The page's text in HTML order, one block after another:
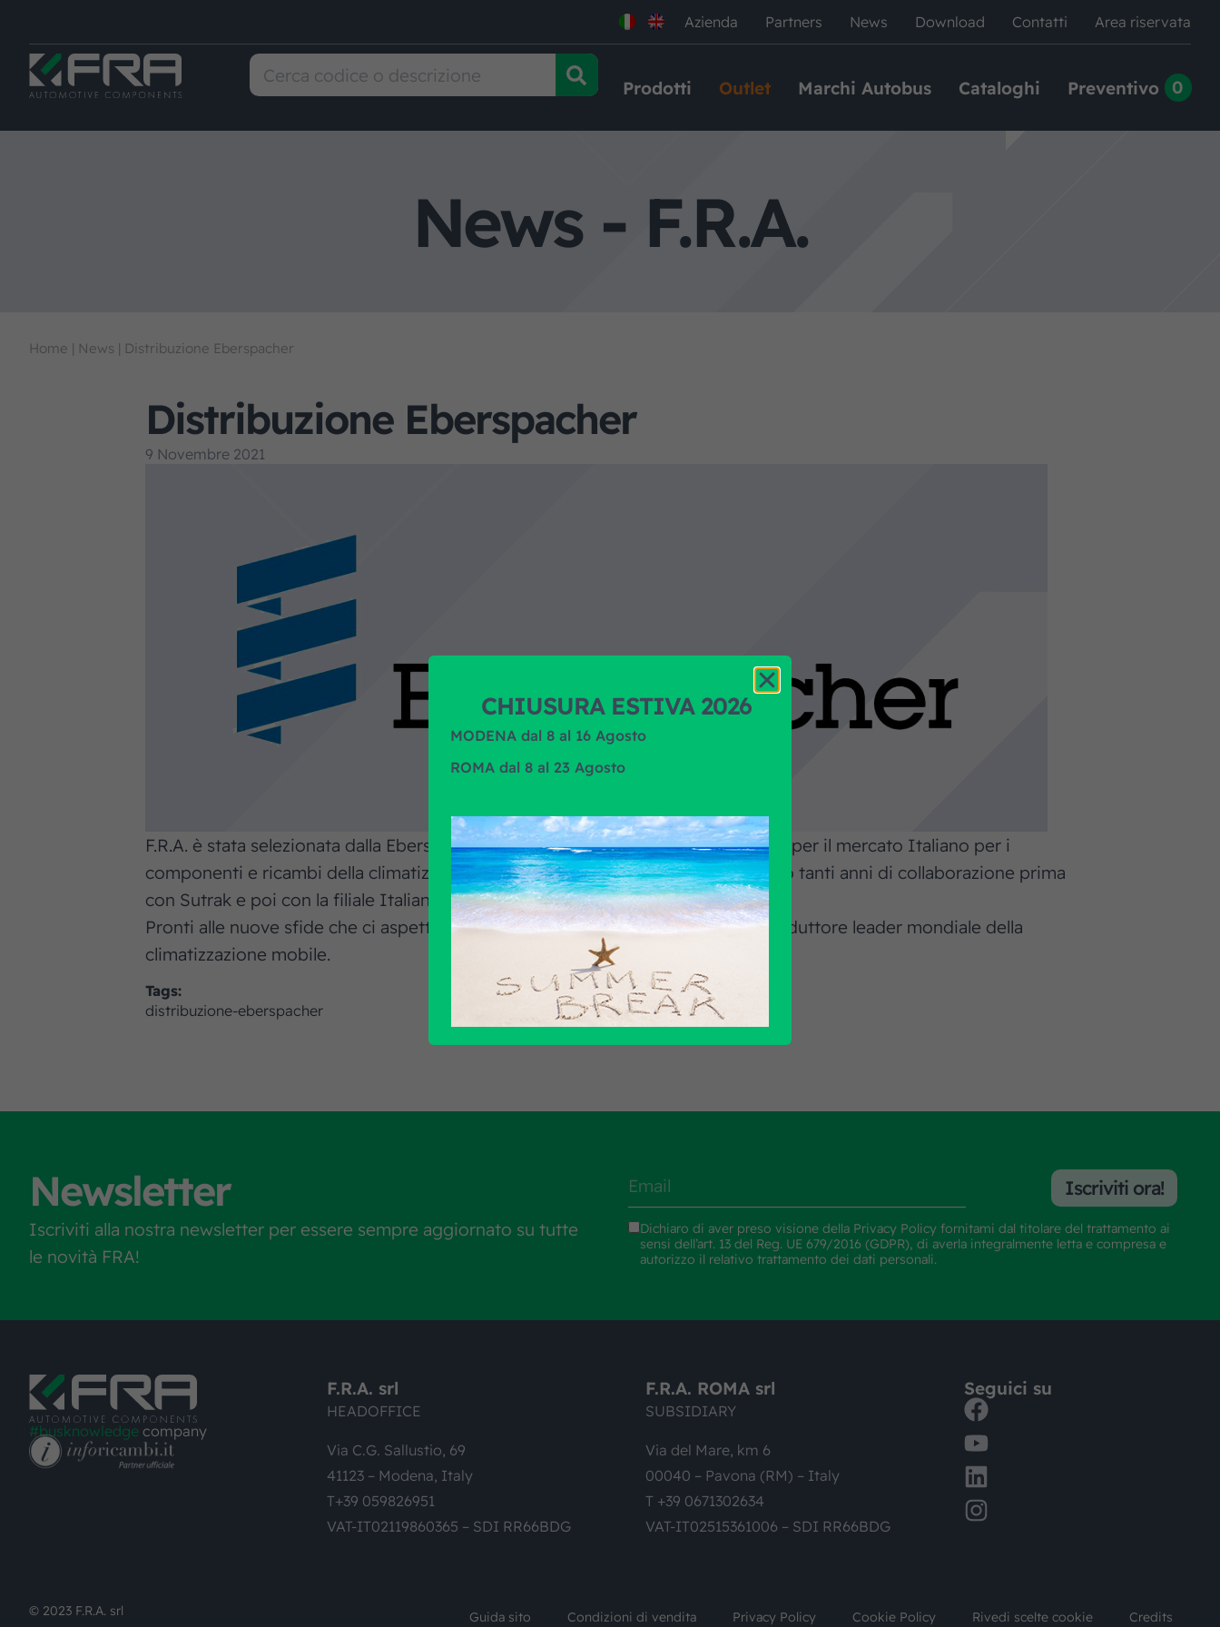
Azienda Partners News Download Contatti Area riservata
Prodotti Outlet Marchi Autobus Cataloghi Preventivo 0
News - F.R.A.
Home | News | Distribuzione Eberspacher
Distribuzione Eberspacher
9 Novembre 2021
F.R.A. è stata selezionata dalla Eberspacher Germania come distributore ufficiale per il mercato Italiano per i
componenti e ricambi della climatizzazione. Un importante riconoscimento dopo tanti anni di collaborazione prima
con Sutrak e poi con la filiale Italiana Eberspacher.
Pronti alle nuove sfide che ci aspettano confidando nel supporto diretto del produttore leader mondiale della
climatizzazione mobile.
Tags:
distribuzione-eberspacher
Newsletter
Iscriviti alla nostra newsletter per essere sempre aggiornato su tutte
le novità FRA!
Dichiaro di aver preso visione della Privacy Policy fornitami dal titolare del trattamento ai
sensi dell’art. 13 del Reg. UE 679/2016 (GDPR), di averla integralmente letta e compresa e
autorizzo il relativo trattamento dei dati personali.
Iscriviti ora!
#busknowledge company
F.R.A. srl
HEADOFFICE
Via C.G. Sallustio, 69
41123 – Modena, Italy
T+39 059826951
VAT-IT02119860365 – SDI RR66BDG
F.R.A. ROMA srl
SUBSIDIARY
Via del Mare, km 6
00040 – Pavona (RM) – Italy
T +39 0671302634
VAT-IT02515361006 – SDI RR66BDG
Seguici su
© 2023 F.R.A. srl Guida sito Condizioni di vendita Privacy Policy Cookie Policy Rivedi scelte cookie Credits
CHIUSURA ESTIVA 2026
MODENA dal 8 al 16 Agosto
ROMA dal 8 al 23 Agosto